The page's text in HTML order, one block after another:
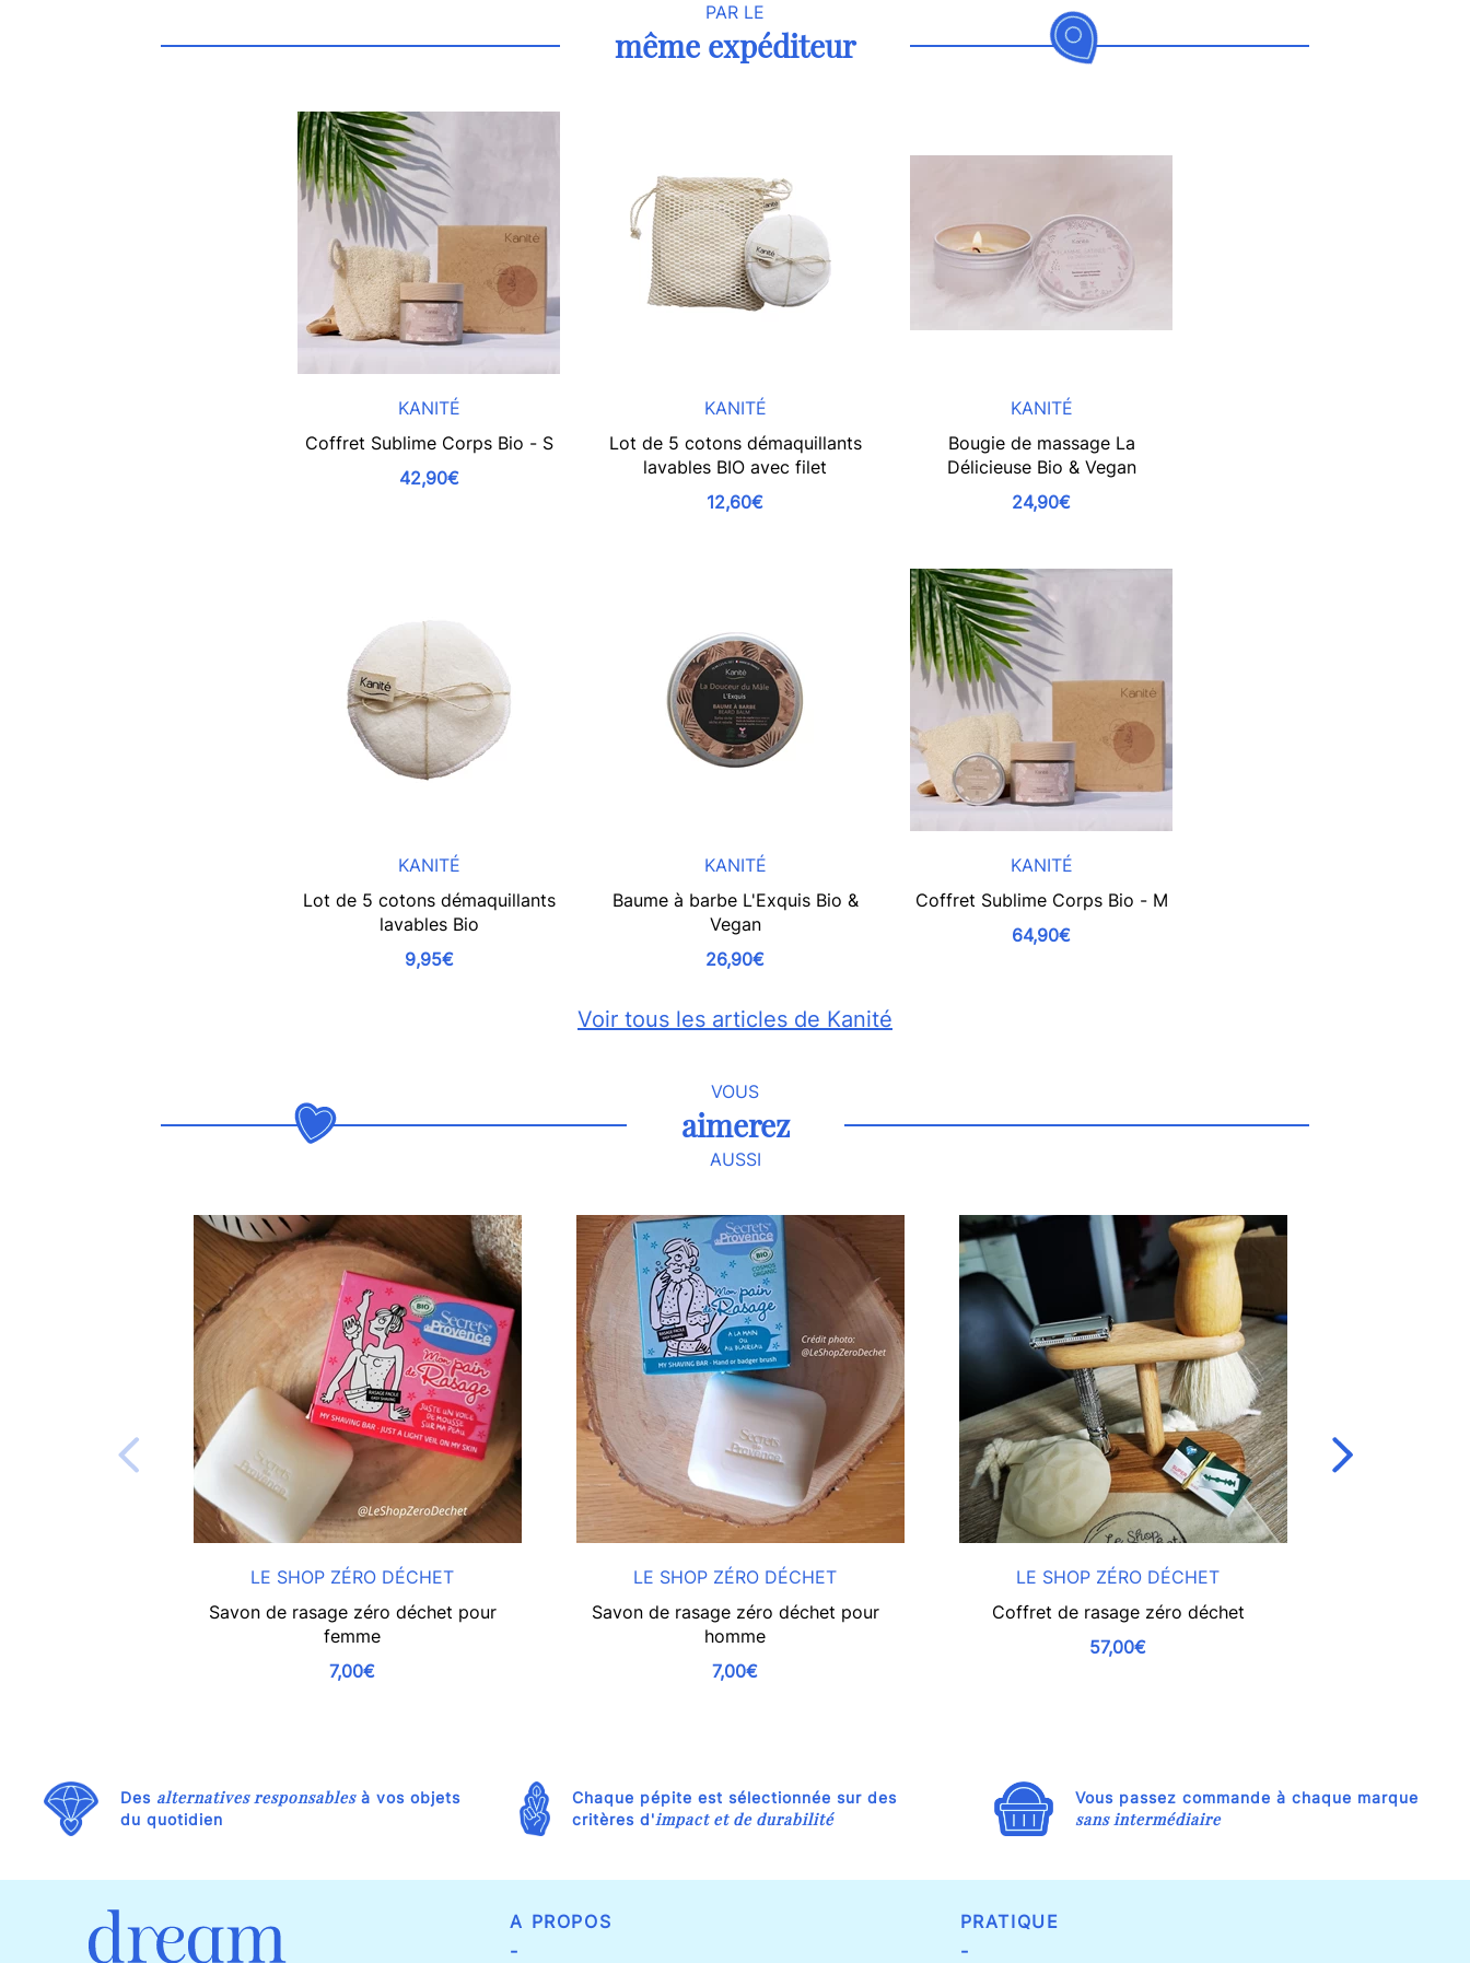
PAR LE
même expéditeur
KANITÉ
Coffret Sublime Corps Bio - S
42,90€
KANITÉ
Lot de 5 cotons démaquillants
lavables BIO avec filet
12,60€
KANITÉ
Bougie de massage La
Délicieuse Bio & Vegan
24,90€
KANITÉ
Lot de 5 cotons démaquillants
lavables Bio
9,95€
KANITÉ
Baume à barbe L'Exquis Bio &
Vegan
26,90€
KANITÉ
Coffret Sublime Corps Bio - M
64,90€
Voir tous les articles de Kanité
VOUS
aimerez
AUSSI
LE SHOP ZÉRO DÉCHET
Savon de rasage zéro déchet pour
femme
7,00€
LE SHOP ZÉRO DÉCHET
Savon de rasage zéro déchet pour
homme
7,00€
LE SHOP ZÉRO DÉCHET
Coffret de rasage zéro déchet
57,00€
Des alternatives responsablesà vos objets
du quotidien
Chaque pépite est sélectionnée sur des
critères d'impact et de durabilité
Vous passez commande à chaque marque
sans intermédiaire
A PROPOS
-
PRATIQUE
-